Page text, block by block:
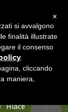
Hiace
×
si avvalgono
finalità illustrate
il consenso
.
cliccando
maniera,